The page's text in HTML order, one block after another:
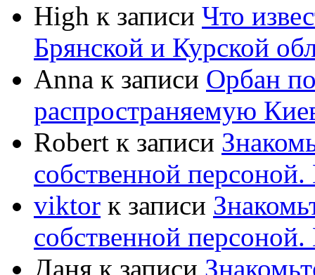
High к записи Что
Брянской и Курской
Anna к записи Орбан
распространяемую
Robert к записи
собственной
viktor к записи
собственной
Даня к записи